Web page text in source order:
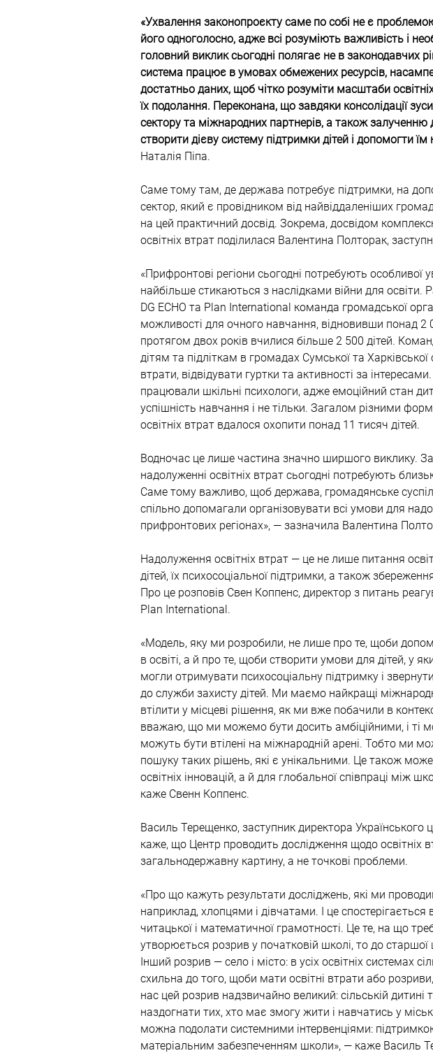
«Ухвалення законопроєкту саме по собі не є
його одноголосно, адже всі розуміють важливість і
головний виклик сьогодні полягає не в законодавчих
система працює в умовах обмежених ресурсів,
достатньо даних, щоб чітко розуміти масштаби
їх подолання. Переконана, що завдяки консолідації
сектору та міжнародних партнерів, а також
створити дієву систему підтримки дітей і допомогти
Наталія Піпа.
Саме тому там, де держава потребує підтримки, на
сектор, який є провідником від найвіддаленіших
на цей практичний досвід. Зокрема, досвідом
освітніх втрат поділилася Валентина Полторак,
«Прифронтові регіони сьогодні потребують особливої
найбільше стикаються з наслідками війни для
DG ECHO та Plan International команда громадської
можливості для очного навчання, відновивши понад 2
протягом двох років вчилися більше 2 500 дітей.
дітям та підліткам в громадах Сумської та Харківської
втрати, відвідувати гуртки та активності за
працювали шкільні психологи, адже емоційний стан
успішність навчання і не тільки. Загалом різними
освітніх втрат вдалося охопити понад 11 тисяч дітей.
Водночас це лише частина значно ширшого виклику.
надолуженні освітніх втрат сьогодні потребують
Саме тому важливо, щоб держава, громадянське
спільно допомагали організовувати всі умови для
прифронтових регіонах», — зазначила Валентина
Надолуження освітніх втрат — це не лише питання
дітей, їх психосоціальної підтримки, а також
Про це розповів Свен Коппенс, директор з питань
Plan International.
«Модель, яку ми розробили, не лише про те, щоби
в освіті, а й про те, щоби створити умови для дітей, у
могли отримувати психосоціальну підтримку і
до служби захисту дітей. Ми маємо найкращі
втілити у місцеві рішення, як ми вже побачили в
вважаю, що ми можемо бути досить амбіційними, і ті
можуть бути втілені на міжнародній арені. Тобто ми
пошуку таких рішень, які є унікальними. Це також
освітніх інновацій, а й для глобальної співпраці між
каже Свенн Коппенс.
Василь Терещенко, заступник директора Українського
каже, що Центр проводить дослідження щодо освітніх
загальнодержавну картину, а не точкові проблеми.
«Про що кажуть результати досліджень, які ми
наприклад, хлопцями і дівчатами. І це спостерігається
читацької і математичної грамотності. Це те, на що
утворюється розрив у початковій школі, то до
Інший розрив — село і місто: в усіх освітніх системах
схильна до того, щоби мати освітні втрати або
нас цей розрив надзвичайно великий: сільській
наздогнати тих, хто має змогу жити і навчатись у
можна подолати системними інтервенціями:
матеріальним забезпеченням школи», — каже Василь